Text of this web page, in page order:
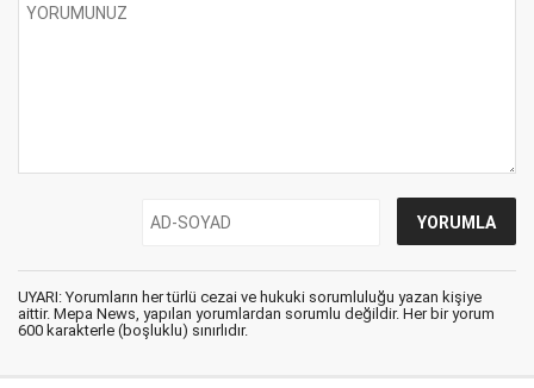
UYARI: Yorumların her türlü cezai ve hukuki sorumluluğu yazan kişiye
aittir. Mepa News, yapılan yorumlardan sorumlu değildir. Her bir yorum
600 karakterle (boşluklu) sınırlıdır.